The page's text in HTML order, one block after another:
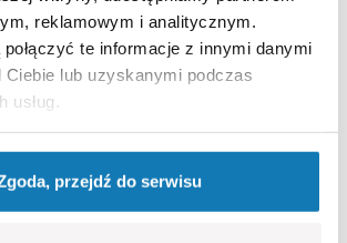
reklamowym i analitycznym.
te informacje z innymi danymi
lub uzyskanymi podczas
przejdź do serwisu
mogą zostać połknięte lub wchłonięte
Zalecamy zachowanie opakowania w
Zachowuje się prawo do zmiany
technicznych.
w kategorii